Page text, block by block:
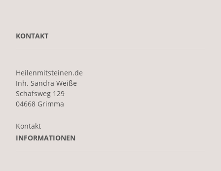
KONTAKT
Heilenmitsteinen.de
Inh. Sandra Weiße
Schafsweg 129
04668 Grimma
Kontakt
INFORMATIONEN